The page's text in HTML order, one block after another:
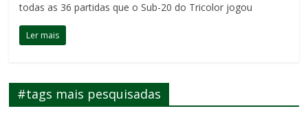
todas as 36 partidas que o Sub-20 do Tricolor jogou
Ler mais
#tags mais pesquisadas